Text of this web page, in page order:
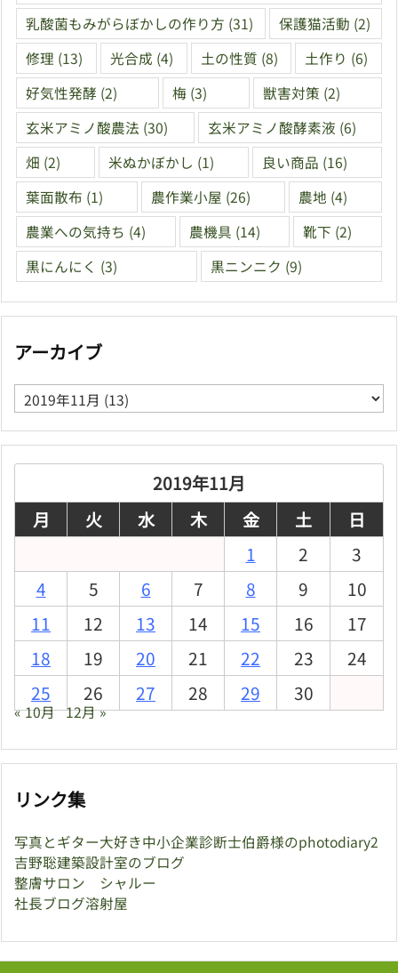
乳酸菌もみがらぼかしの作り方 (31) 保護猫活動 (2)
修理 (13) 光合成 (4) 土の性質 (8) 土作り (6)
好気性発酵 (2) 梅 (3) 獣害対策 (2)
玄米アミノ酸農法 (30) 玄米アミノ酸酵素液 (6)
畑 (2) 米ぬかぼかし (1) 良い商品 (16)
葉面散布 (1) 農作業小屋 (26) 農地 (4)
農業への気持ち (4) 農機具 (14) 靴下 (2)
黒にんにく (3) 黒ニンニク (9)
アーカイブ
ア
ー
カ
2019年11月
月
火 水 木 金 土
日
1
2
3
4
5 6 7 8 9
10
11
12 13 14 15 16
17
18
19 20 21 22 23
24
25
26 27 28 29 30
« 10月 12月 »
リンク集
写真とギター大好き中小企業診断士伯爵様のphotodiary2
吉野聡建築設計室のブログ
整膚サロン シャルー
社長ブログ溶射屋